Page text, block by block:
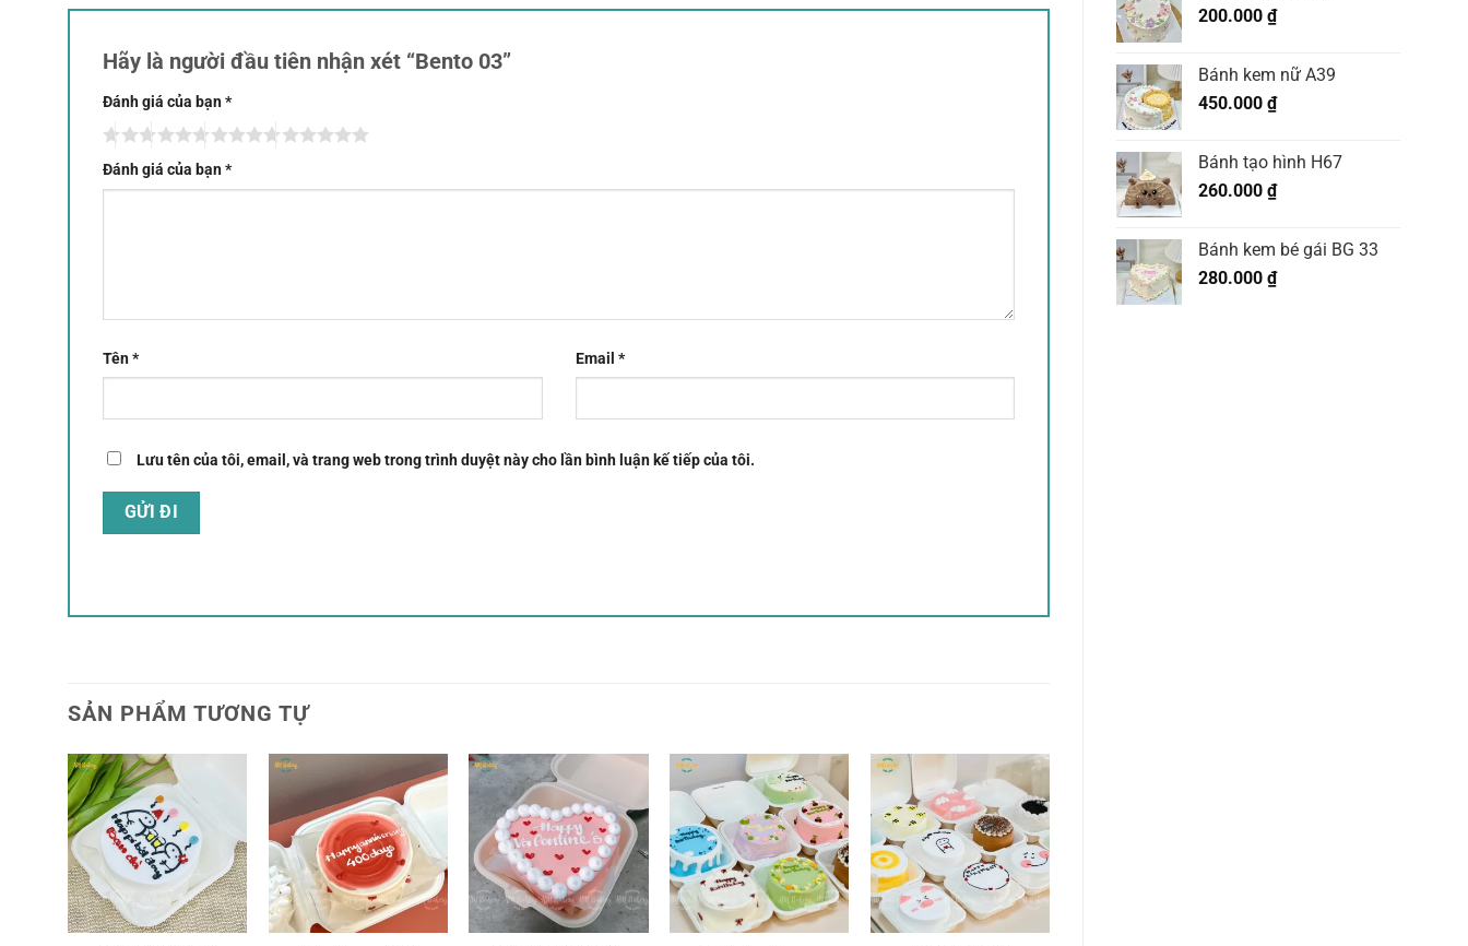
200.000 ₫
Bánh kem nữ A39
450.000 ₫
Bánh tạo hình H67
260.000 ₫
Bánh kem bé gái BG 33
280.000 ₫
Hãy là người đầu tiên nhận xét “Bento 03”
Đánh giá của bạn*
Đánh giá của bạn*
Tên* Email *
Lưu tên của tôi, email, và trang web trong trình duyệt này cho lần bình luận kế tiếp của tôi.
SẢN PHẨM TƯƠNG TỰ